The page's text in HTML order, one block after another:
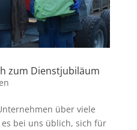
zum Dienstjubiläum
über viele
bei uns üblich, sich für